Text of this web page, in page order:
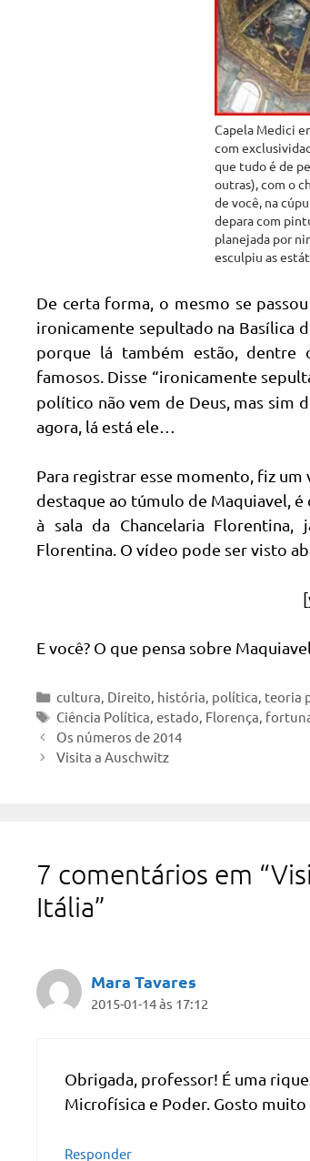
Capela Medici
com
que tudo é de
outras), com o
de você, na
depara com
planejada por
esculpiu as
De certa forma, o mesmo se
ironicamente sepultado na Basílica
porque lá também estão, dentre
famosos. Disse “ironicamente
político não vem de Deus, mas sim
agora, lá está ele…
Para registrar esse momento, fiz
destaque ao túmulo de Maquiavel,
à sala da Chancelaria Florentina,
Florentina. O vídeo pode ser visto
E você? O que pensa sobre
Categorias
cultura, Direito, história, política, teoria
Tags
Ciência Política,estado, Florença,
Os números de 2014
Visita a Auschwitz
7 comentários em
Itália”
Mara Tavares
2015-01-14 às 17:12
Obrigada, professor! É uma
Microfísica e Poder. Gosto
Responder